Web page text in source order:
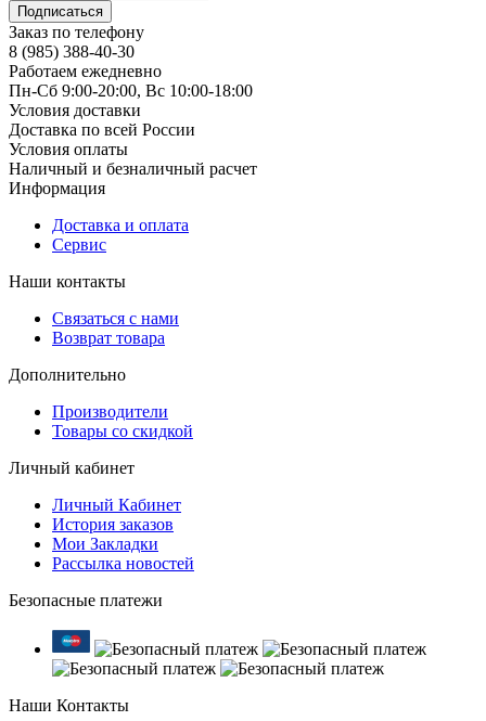
Подписаться
Заказ по телефону
8 (985) 388-40-30
Работаем ежедневно
Пн-Сб 9:00-20:00, Вс 10:00-18:00
Условия доставки
Доставка по всей России
Условия оплаты
Наличный и безналичный расчет
Информация
Доставка и оплата
Сервис
Наши контакты
Связаться с нами
Возврат товара
Дополнительно
Производители
Товары со скидкой
Личный кабинет
Личный Кабинет
История заказов
Мои Закладки
Рассылка новостей
Безопасные платежи
Наши Контакты